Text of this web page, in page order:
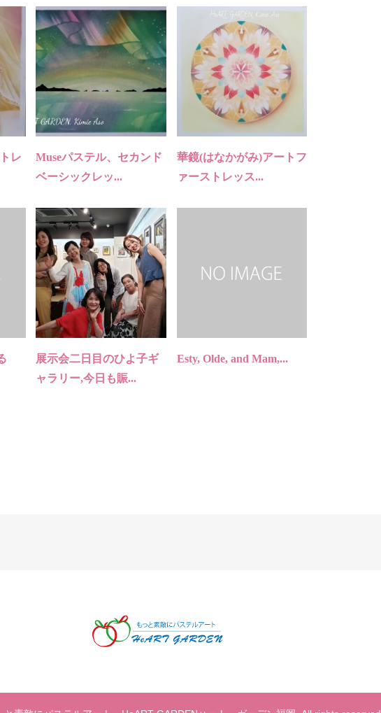
レ
Museパステル、セカンド
ベーシックレッ...
華鏡(はなかがみ)アートフ
ァーストレッス...
展示会二日目のひよ子ギ
ャラリー,今日も賑...
Esty, Olde, and Mam,...